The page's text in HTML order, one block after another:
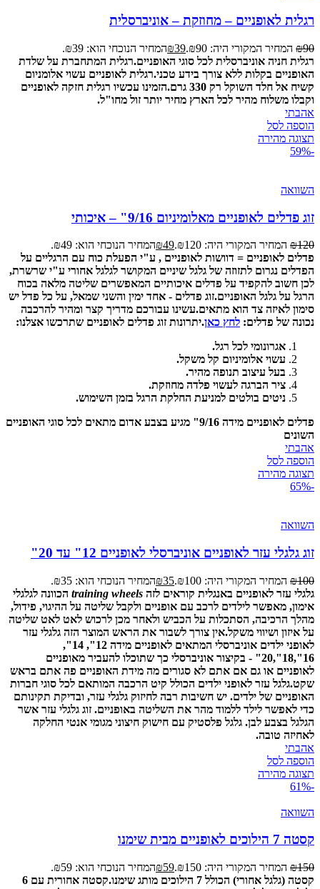
רגלית לאופניים – מחוזקת – אוניברסלית
₪90 המחיר המקורי היה: ₪90. ₪39
המחיר הנוכחי הוא: ₪39.
רגלית חניה אוניברסלית לכל סוגי האופניים.רגלית המתחברת על שלדת
האופניים בקלות ללא צורך בידע טכני.רגלית לאופניים עשוי אלומניום
קשיח אל חלד השוקל רק 330 גרם.
הזמינו עכשיו רגלית חזקה לאופניים
וקבלו משלוח מהיר לכל הארץ מחיר יותר זול מחו"ל.
אהבתי
הוספה לסל
תצוגה מהירה
-59%
השוואה
זוג פדלים לאופניים מאלומיניום 9/16" – איכותי
₪120 המחיר המקורי היה: ₪120. ₪49
המחיר הנוכחי הוא: ₪49.
פדלים לאופניים = דוושות לאופניים , ע"י הפעלת כוח עם הרגליים על
הפדלים נגרום לתזוזה של גלגל שיניים המקושר לגלגל אחורי ע"י שרשרת,
לכן חשוב להקפיד על פדלים איכותיים המאפשרים שליטה מלאה בכוח
הרגל על גלגל האופניים.זוג פדלים - אחד ימין והשני שמאל, על כל פדל יש
סימון לאיזה צד הוא מתאים.עשינו עבורכם מדריך קצר ומהיר להרכבה
נכונה של פדלים: לחץ כאן.יתרונות זוג פדלים לאופניים שתרכשו אצלנו:
אגרונומי לכל רגל.
עשוי אלומיניום קל משקל.
בעל עיצוב תנופה מהיר.
ציר הברגה לעשוי פלדה מחוזקת.
ניטים בולטים למניעת החלקת הרגל בזמן השימוש.
פדלים לאופניים מידה 9/16" מגיע בצבע אדום מתאים לכל סוגי האופניים
השונים
אהבתי
הוספה לסל
תצוגה מהירה
-65%
השוואה
זוג גלגלי עזר לאופניים אוניברסלי לאופניים 12" עד 20"
₪100 המחיר המקורי היה: ₪100. ₪35
המחיר הנוכחי הוא: ₪35.
גלגלי עזר לאופניים באנגלית קוראים לזה
training wheels
הכוונה לגלגלי
אימון, מאפשר לילדים לרכב עם אופניים ולקבל שליטה על ההיגוי, פידול,
מהלך הרכיבה, הסתכלות על הכביש ולאחר מכן לרכוש לאט לאט שליטה
על איזון ושיווי משקל.אין צורך לשבור את הראש המוצר הזה גלגלי עזר
לאופני ילדים אוניברסלי המתאים לאופניים מידה 12", 14",
16",18",20" - בקיצור אוניברסלי כך שתוכלו להעביר מאופניים
לאופניים או גם אם אתם לא סגורים מה מידת האופניים פה אתם בראש
שקט.גלגל עזר לאופני ילדים הכולל קיט הרכבה המותאם לכל סוגי חברות
האופניים של ילדים. יש חשיבות רבה לחיזוק גלגלי עזר, ובדיקת תקינותם
כדי לאפשר לילד ללמוד מהר את השליטה באופניים. זוג גלגלי עזר אשר
הגלגל בצבע לבן. גלגל פלסטיק עם חישוק חיצוני מגומי אנטי החלקה
לאחיזה טובה.
אהבתי
הוספה לסל
תצוגה מהירה
-61%
השוואה
קסטה 7 הילוכים לאופניים מבית שימנו
₪150 המחיר המקורי היה: ₪150. ₪59
המחיר הנוכחי הוא: ₪59.
קסטה (גלגל אחורי) הכולל 7 הילוכים מותג שימנו.
קסטה אחורית עם 6